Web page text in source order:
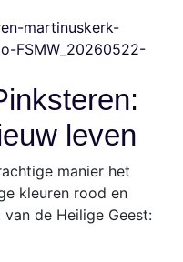
leven
manier het
kleuren rood en
de Heilige Geest: